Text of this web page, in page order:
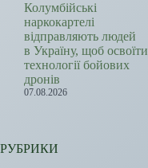
Колумбійські
наркокартелі
відправляють людей
в Україну, щоб освоїти
технології бойових
дронів
07.08.2026
РУБРИКИ